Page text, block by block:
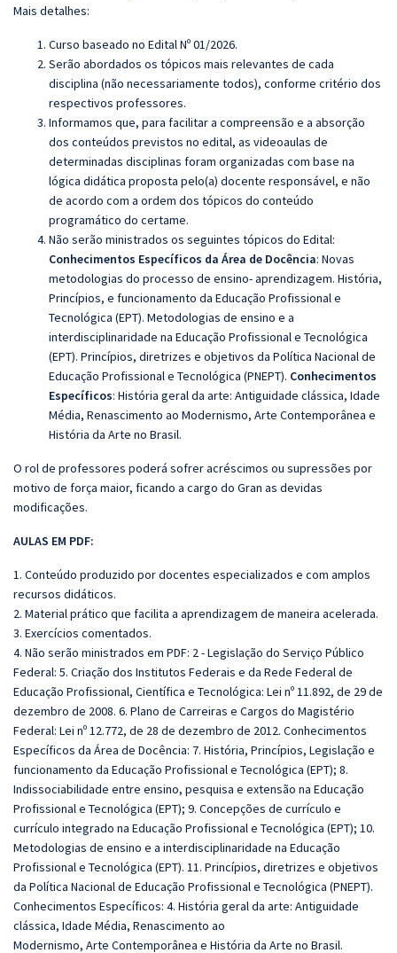
Mais detalhes:
Curso baseado no Edital Nº 01/2026.
Serão abordados os tópicos mais relevantes de cada
disciplina (não necessariamente todos), conforme critério dos
respectivos professores.
Informamos que, para facilitar a compreensão e a absorção
dos conteúdos previstos no edital, as videoaulas de
determinadas disciplinas foram organizadas com base na
lógica didática proposta pelo(a) docente responsável, e não
de acordo com a ordem dos tópicos do conteúdo
programático do certame.
Não serão ministrados os seguintes tópicos do Edital:
Conhecimentos Específicos da Área de Docência: Novas
metodologias do processo de ensino- aprendizagem. História,
Princípios, e funcionamento da Educação Profissional e
Tecnológica (EPT). Metodologias de ensino e a
interdisciplinaridade na Educação Profissional e Tecnológica
(EPT). Princípios, diretrizes e objetivos da Política Nacional de
Educação Profissional e Tecnológica (PNEPT). Conhecimentos
Específicos: História geral da arte: Antiguidade clássica, Idade
Média, Renascimento ao Modernismo, Arte Contemporânea e
História da Arte no Brasil.
O rol de professores poderá sofrer acréscimos ou supressões por
motivo de força maior, ficando a cargo do Gran as devidas
modificações.
AULAS EM PDF:
1. Conteúdo produzido por docentes especializados e com amplos
recursos didáticos.
2. Material prático que facilita a aprendizagem de maneira acelerada.
3. Exercícios comentados.
4. Não serão ministrados em PDF: 2 - Legislação do Serviço Público
Federal: 5. Criação dos Institutos Federais e da Rede Federal de
Educação Profissional, Científica e Tecnológica: Lei nº 11.892, de 29 de
dezembro de 2008. 6. Plano de Carreiras e Cargos do Magistério
Federal: Lei nº 12.772, de 28 de dezembro de 2012. Conhecimentos
Específicos da Área de Docência: 7. História, Princípios, Legislação e
funcionamento da Educação Profissional e Tecnológica (EPT); 8.
Indissociabilidade entre ensino, pesquisa e extensão na Educação
Profissional e Tecnológica (EPT); 9. Concepções de currículo e
currículo integrado na Educação Profissional e Tecnológica (EPT); 10.
Metodologias de ensino e a interdisciplinaridade na Educação
Profissional e Tecnológica (EPT). 11. Princípios, diretrizes e objetivos
da Política Nacional de Educação Profissional e Tecnológica (PNEPT).
Conhecimentos Específicos: 4. História geral da arte: Antiguidade
clássica, Idade Média, Renascimento ao
Modernismo, Arte Contemporânea e História da Arte no Brasil.